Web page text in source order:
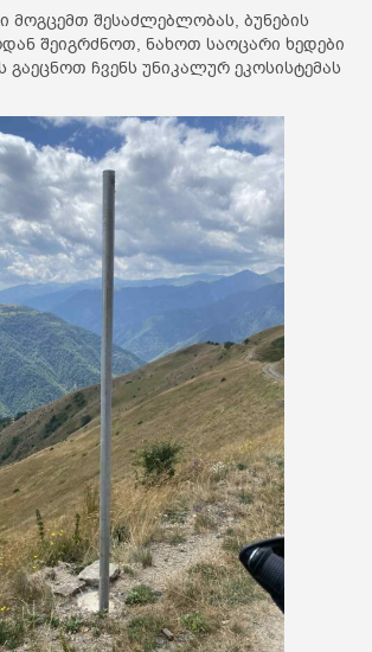
მოგცემთ შესაძლებლობას, ბუნების
შეიგრძნოთ, ნახოთ საოცარი ხედები
ჩვენს უნიკალურ ეკოსისტემას